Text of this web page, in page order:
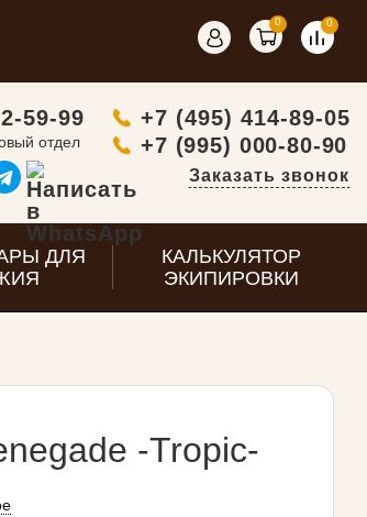
0 0
59-99
отдел
+7 (495) 414-89-05
+7 (995) 000-80-90
Заказать звонок
ДЛЯ
КАЛЬКУЛЯТОР
ЭКИПИРОВКИ
-Tropic-